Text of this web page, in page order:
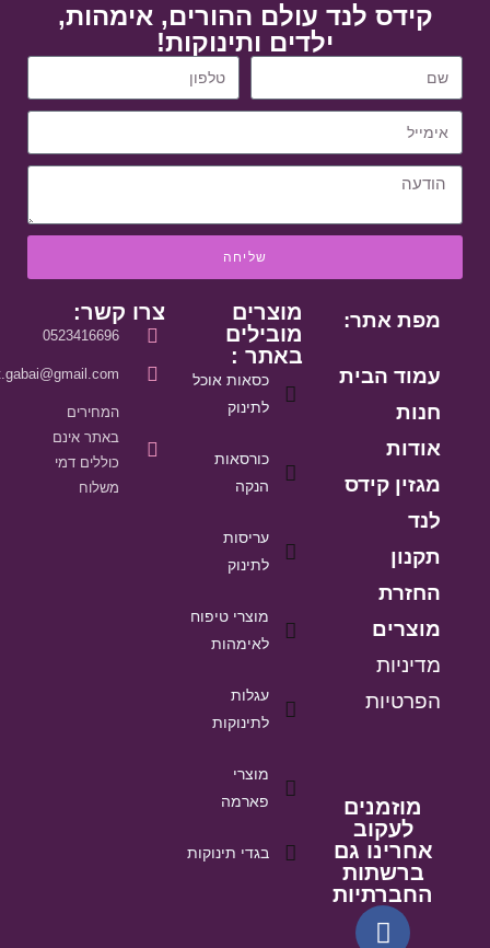
קידס לנד עולם ההורים, אימהות,
ילדים ותינוקות!
שליחה
מפת אתר:
עמוד הבית
חנות
אודות
מגזין קידס
לנד
תקנון
החזרת
מוצרים
מדיניות
הפרטיות
מוזמנים
לעקוב
אחרינו גם
ברשתות
החברתיות
מוצרים
מובילים
באתר :
כסאות אוכל
לתינוק
כורסאות
הנקה
עריסות
לתינוק
מוצרי טיפוח
לאימהות
עגלות
לתינוקות
מוצרי
פארמה
בגדי תינוקות
צרו קשר:
0523416696
המחירים
באתר אינם
כוללים דמי
משלוח